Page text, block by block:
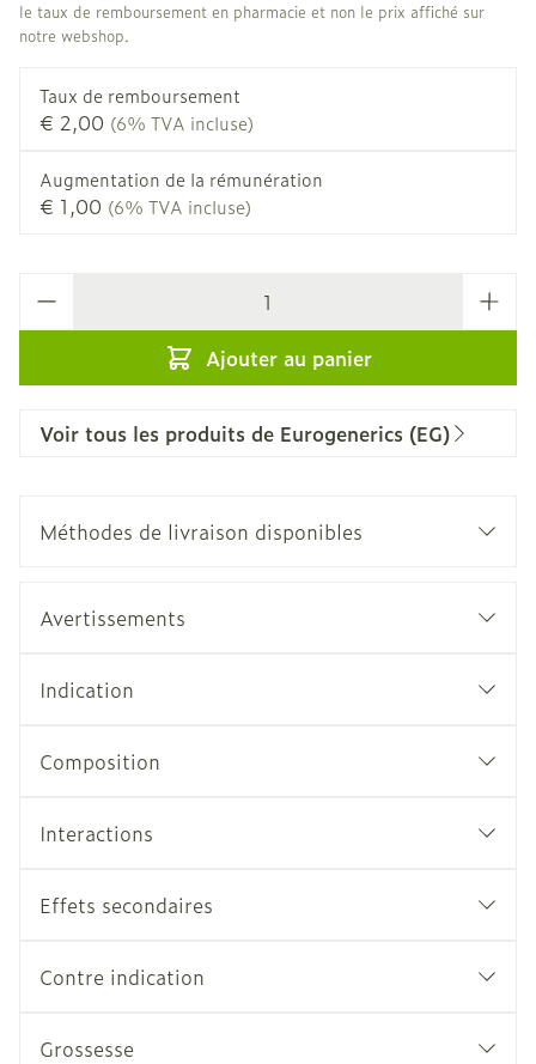
le taux de remboursement en pharmacie et non le prix affiché sur
notre webshop.
Taux de remboursement
€ 2,00 (6% TVA incluse)
Augmentation de la rémunération
€ 1,00 (6% TVA incluse)
Ajouter au panier
Voir tous les produits de Eurogenerics (EG)
Méthodes de livraison disponibles
Avertissements
Indication
Composition
Interactions
Effets secondaires
Contre indication
Grossesse